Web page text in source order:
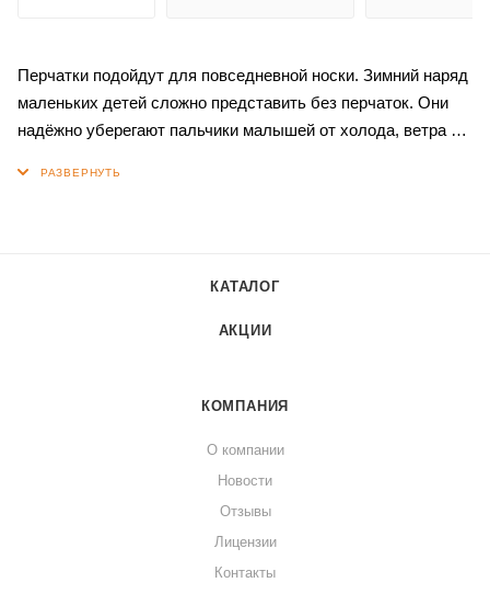
Перчатки подойдут для повседневной носки. Зимний наряд
маленьких детей сложно представить без перчаток. Они
надёжно уберегают пальчики малышей от холода, ветра и
КАТАЛОГ
АКЦИИ
КОМПАНИЯ
О компании
Новости
Отзывы
Лицензии
Контакты